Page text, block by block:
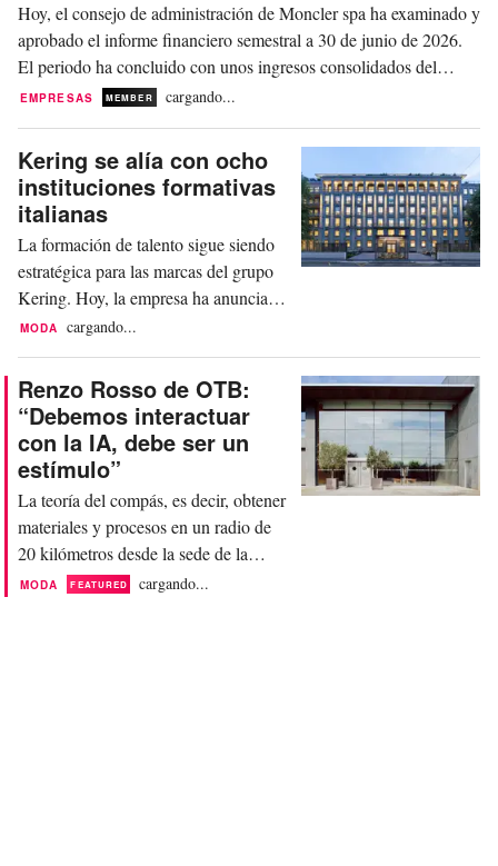
Hoy, el consejo de administración de Moncler spa ha examinado y
aprobado el informe financiero semestral a 30 de junio de 2026.
El periodo ha concluido con unos ingresos consolidados del
grupo de 1.289 miles de millones, lo que supone un crecimiento
EMPRESAS MEMBER cargando...
Kering se alía con ocho
instituciones formativas
italianas
La formación de talento sigue siendo
estratégica para las marcas del grupo
Kering. Hoy, la empresa ha anunciado
la firma de los primeros memorandos
instituciones formativas del país en el
Campus Valore Italia - Mind Milano
Innovation District, con el objetivo de
crear una red extendida capaz de
proyectar hacia el futuro...
MODA cargando...
Renzo Rosso de OTB:
“Debemos interactuar
con la IA, debe ser un
estímulo”
La teoría del compás, es decir, obtener
materiales y procesos en un radio de
20 kilómetros desde la sede de la
empresa, es al made in Italy lo que la
MODA FEATURED cargando...